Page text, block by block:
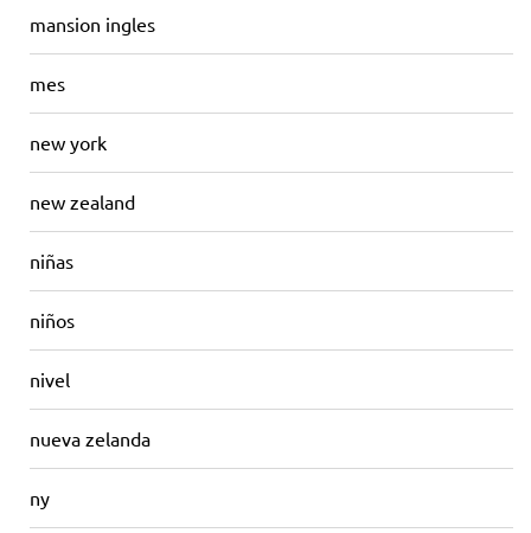
mansion ingles
mes
new york
new zealand
niñas
niños
nivel
nueva zelanda
ny